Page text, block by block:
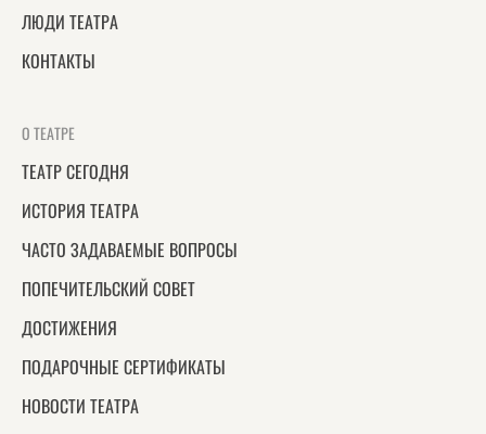
ЛЮДИ ТЕАТРА
КОНТАКТЫ
О ТЕАТРЕ
ТЕАТР СЕГОДНЯ
ИСТОРИЯ ТЕАТРА
ЧАСТО ЗАДАВАЕМЫЕ ВОПРОСЫ
ПОПЕЧИТЕЛЬСКИЙ СОВЕТ
ДОСТИЖЕНИЯ
ПОДАРОЧНЫЕ СЕРТИФИКАТЫ
НОВОСТИ ТЕАТРА